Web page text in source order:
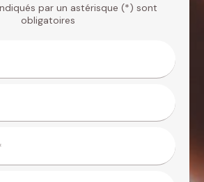
par un astérisque (*) sont
obligatoires